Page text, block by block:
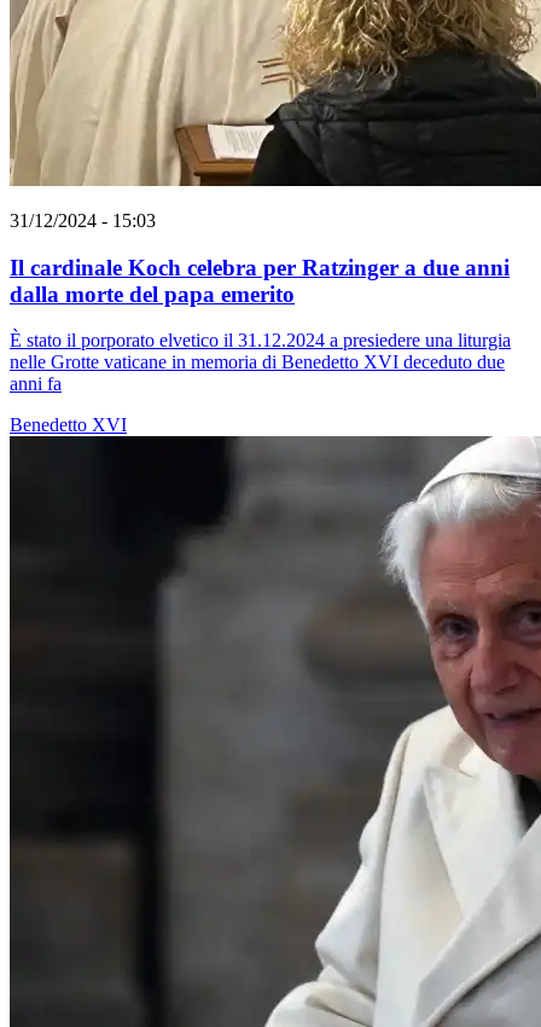
31/12/2024 - 15:03
Il cardinale Koch celebra per Ratzinger a due anni
dalla morte del papa emerito
È stato il porporato elvetico il 31.12.2024 a presiedere una liturgia
nelle Grotte vaticane in memoria di Benedetto XVI deceduto due
anni fa
Benedetto XVI